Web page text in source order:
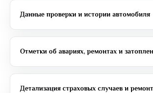
Данные проверки и истории автомобиля
Отметки об авариях, ремонтах и
Детализация страховых случаев и